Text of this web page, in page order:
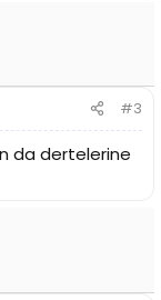
#3
da dertelerine